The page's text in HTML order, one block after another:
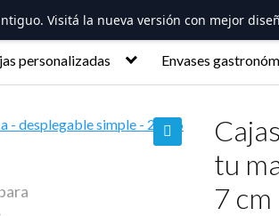
personalizadas Envases
tu
7 cm
Visitá la nueva versión con mejor